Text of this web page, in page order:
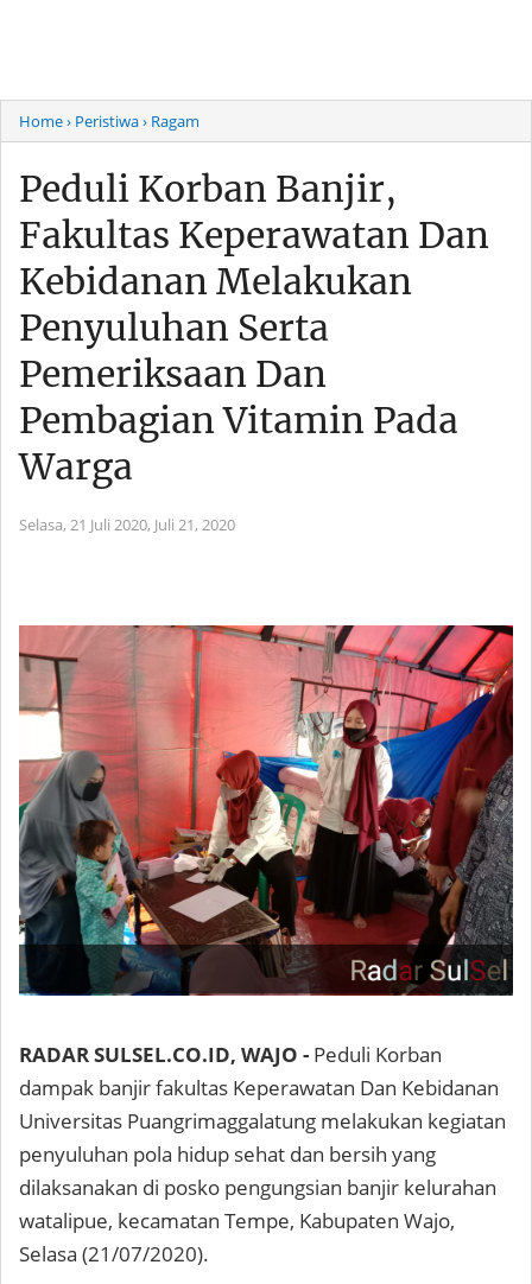
Home› Peristiwa› Ragam
Peduli Korban Banjir,
Fakultas Keperawatan Dan
Kebidanan Melakukan
Penyuluhan Serta
Pemeriksaan Dan
Pembagian Vitamin Pada
Warga
Selasa, 21 Juli 2020, Juli 21, 2020
RADAR SULSEL.CO.ID, WAJO - Peduli Korban
dampak banjir fakultas Keperawatan Dan Kebidanan
Universitas Puangrimaggalatung melakukan kegiatan
penyuluhan pola hidup sehat dan bersih yang
dilaksanakan di posko pengungsian banjir kelurahan
watalipue, kecamatan Tempe, Kabupaten Wajo,
Selasa (21/07/2020).